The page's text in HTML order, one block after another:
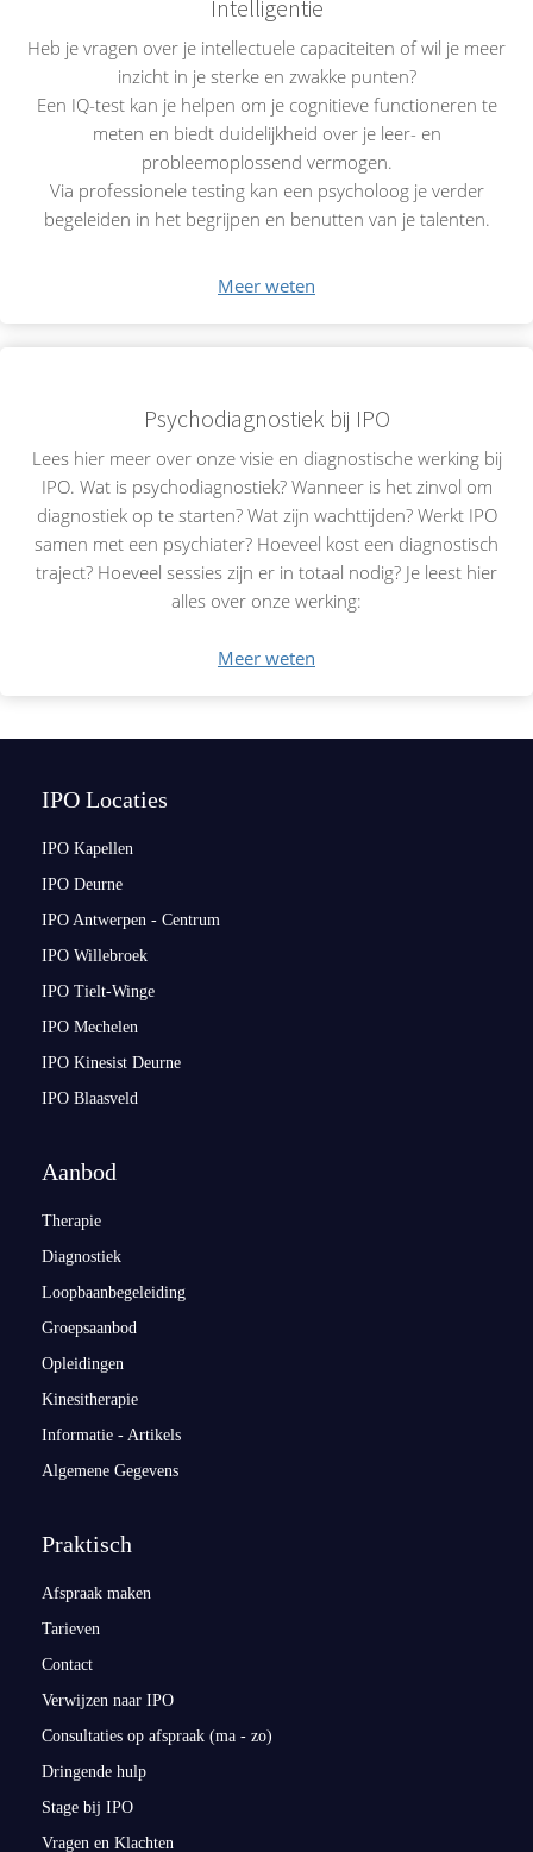
Intelligentie
Heb je vragen over je intellectuele capaciteiten of wil je meer
inzicht in je sterke en zwakke punten?
Een IQ-test kan je helpen om je cognitieve functioneren te
meten en biedt duidelijkheid over je leer- en
probleemoplossend vermogen.
Via professionele testing kan een psycholoog je verder
begeleiden in het begrijpen en benutten van je talenten.
Meer weten
Psychodiagnostiek bij IPO
Lees hier meer over onze visie en diagnostische werking bij
IPO. Wat is psychodiagnostiek? Wanneer is het zinvol om
diagnostiek op te starten? Wat zijn wachttijden? Werkt IPO
samen met een psychiater? Hoeveel kost een diagnostisch
traject? Hoeveel sessies zijn er in totaal nodig? Je leest hier
alles over onze werking:
Meer weten
IPO Locaties
IPO Kapellen
IPO Deurne
IPO Antwerpen - Centrum
IPO Willebroek
IPO Tielt-Winge
IPO Mechelen
IPO Kinesist Deurne
IPO Blaasveld
Aanbod
Therapie
Diagnostiek
Loopbaanbegeleiding
Groepsaanbod
Opleidingen
Kinesitherapie
Informatie - Artikels
Algemene Gegevens
Praktisch
Afspraak maken
Tarieven
Contact
Verwijzen naar IPO
Consultaties op afspraak (ma - zo)
Dringende hulp
Stage bij IPO
Vragen en Klachten